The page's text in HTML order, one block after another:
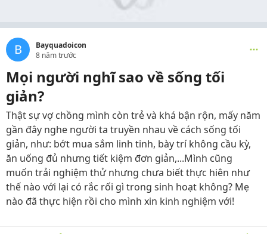
B
Bayquadoicon
8 năm trước
Mọi người nghĩ sao về sống tối
giản?
Thật sự vợ chồng mình còn trẻ và khá bận rộn, mấy năm
gần đây nghe người ta truyền nhau về cách sống tối
giản, như: bớt mua sắm linh tinh, bày trí không cầu kỳ,
ăn uống đủ nhưng tiết kiệm đơn giản,...Mình cũng
muốn trải nghiệm thử nhưng chưa biết thực hiên như
thế nào với lại có rắc rối gì trong sinh hoạt không? Mẹ
nào đã thực hiện rồi cho mình xin kinh nghiệm với!